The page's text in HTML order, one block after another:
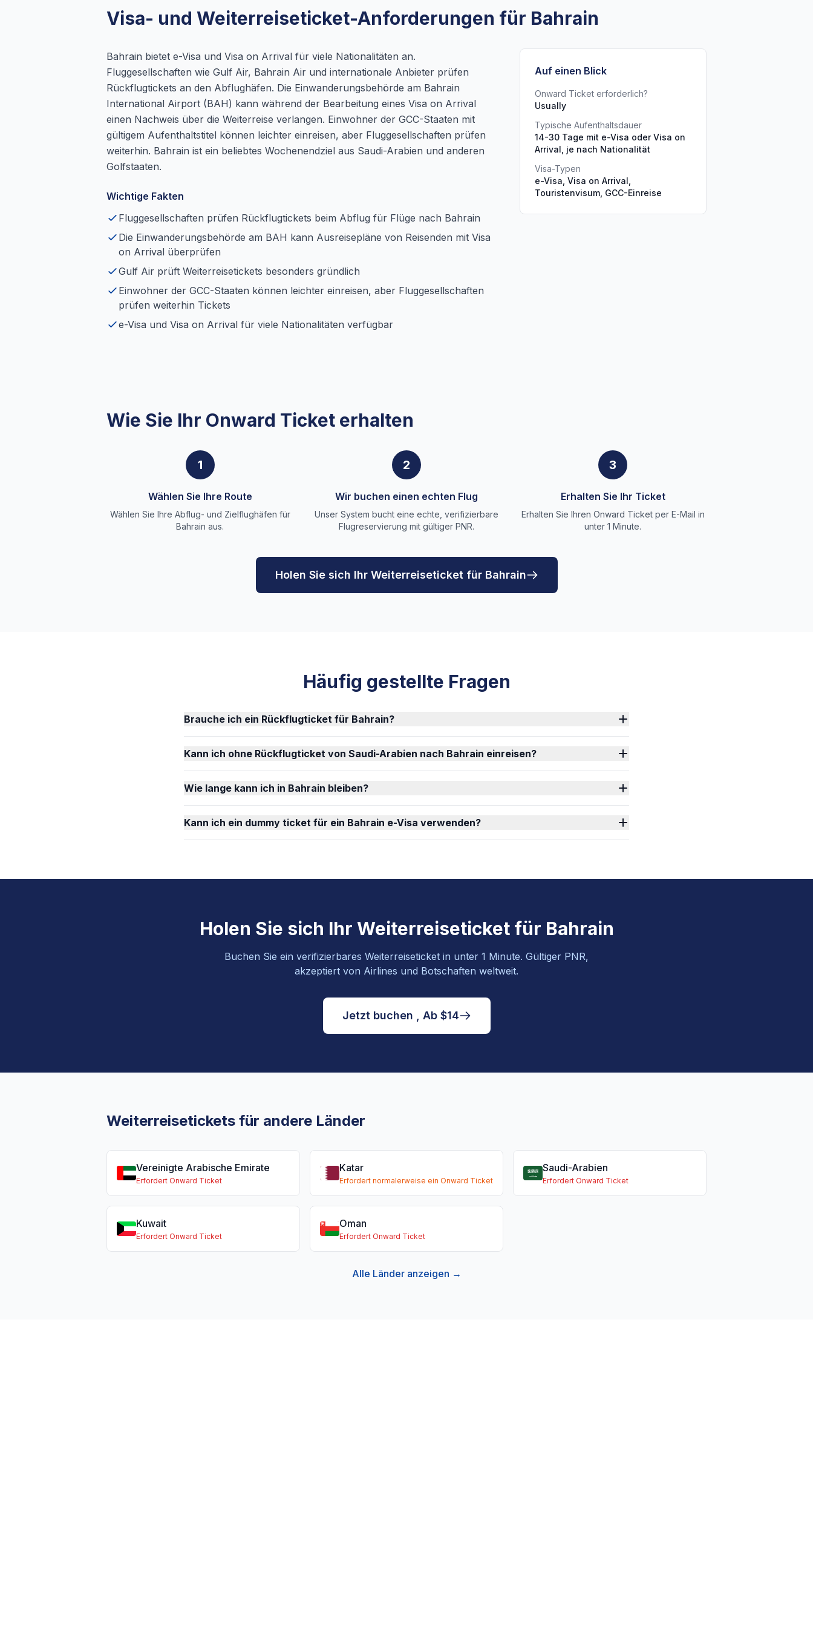
Visa- und Weiterreiseticket-Anforderungen für Bahrain
Bahrain bietet e-Visa und Visa on Arrival für viele Nationalitäten an.
Fluggesellschaften wie Gulf Air, Bahrain Air und internationale Anbieter prüfen
Rückflugtickets an den Abflughäfen. Die Einwanderungsbehörde am Bahrain
International Airport (BAH) kann während der Bearbeitung eines Visa on Arrival
einen Nachweis über die Weiterreise verlangen. Einwohner der GCC-Staaten mit
gültigem Aufenthaltstitel können leichter einreisen, aber Fluggesellschaften prüfen
weiterhin. Bahrain ist ein beliebtes Wochenendziel aus Saudi-Arabien und anderen
Golfstaaten.
Wichtige Fakten
Fluggesellschaften prüfen Rückflugtickets beim Abflug für Flüge nach Bahrain
Die Einwanderungsbehörde am BAH kann Ausreisepläne von Reisenden mit Visa
on Arrival überprüfen
Gulf Air prüft Weiterreisetickets besonders gründlich
Einwohner der GCC-Staaten können leichter einreisen, aber Fluggesellschaften
prüfen weiterhin Tickets
e-Visa und Visa on Arrival für viele Nationalitäten verfügbar
Auf einen Blick
Onward Ticket erforderlich?
Usually
Typische Aufenthaltsdauer
14-30 Tage mit e-Visa oder Visa on
Arrival, je nach Nationalität
Visa-Typen
e-Visa, Visa on Arrival,
Touristenvisum, GCC-Einreise
Wie Sie Ihr Onward Ticket erhalten
1
Wählen Sie Ihre Route
Wählen Sie Ihre Abflug- und Zielflughäfen für
Bahrain aus.
2
Wir buchen einen echten Flug
Unser System bucht eine echte, verifizierbare
Flugreservierung mit gültiger PNR.
3
Erhalten Sie Ihr Ticket
Erhalten Sie Ihren Onward Ticket per E-Mail in
unter 1 Minute.
Holen Sie sich Ihr Weiterreiseticket für Bahrain
Häufig gestellte Fragen
Brauche ich ein Rückflugticket für Bahrain?
Kann ich ohne Rückflugticket von Saudi-Arabien nach Bahrain einreisen?
Wie lange kann ich in Bahrain bleiben?
Kann ich ein dummy ticket für ein Bahrain e-Visa verwenden?
Holen Sie sich Ihr Weiterreiseticket für Bahrain
Buchen Sie ein verifizierbares Weiterreiseticket in unter 1 Minute. Gültiger PNR,
akzeptiert von Airlines und Botschaften weltweit.
Jetzt buchen , Ab $14
Weiterreisetickets für andere Länder
Vereinigte Arabische Emirate
Erfordert Onward Ticket
Katar
Erfordert normalerweise ein Onward Ticket
Saudi-Arabien
Erfordert Onward Ticket
Kuwait
Erfordert Onward Ticket
Oman
Erfordert Onward Ticket
Alle Länder anzeigen →